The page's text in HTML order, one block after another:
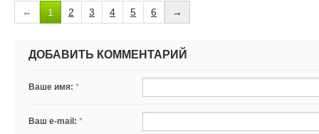
← 1 2 3 4 5 6 →
ДОБАВИТЬ КОММЕНТАРИЙ
Ваше имя: *
Ваш e-mail: *